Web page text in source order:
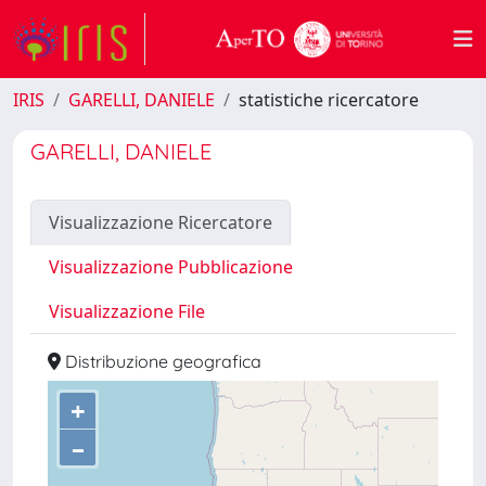
IRIS GARELLI, DANIELE statistiche ricercatore
GARELLI, DANIELE
Visualizzazione Ricercatore
Visualizzazione Pubblicazione
Visualizzazione File
Distribuzione geografica
+
–